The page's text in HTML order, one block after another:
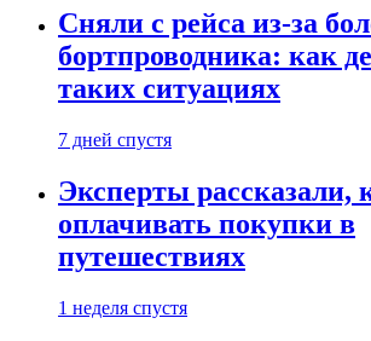
Сняли с рейса из-за
бортпроводника: как
таких ситуациях
7 дней спустя
Эксперты рассказали,
оплачивать покупки в
путешествиях
1 неделя спустя